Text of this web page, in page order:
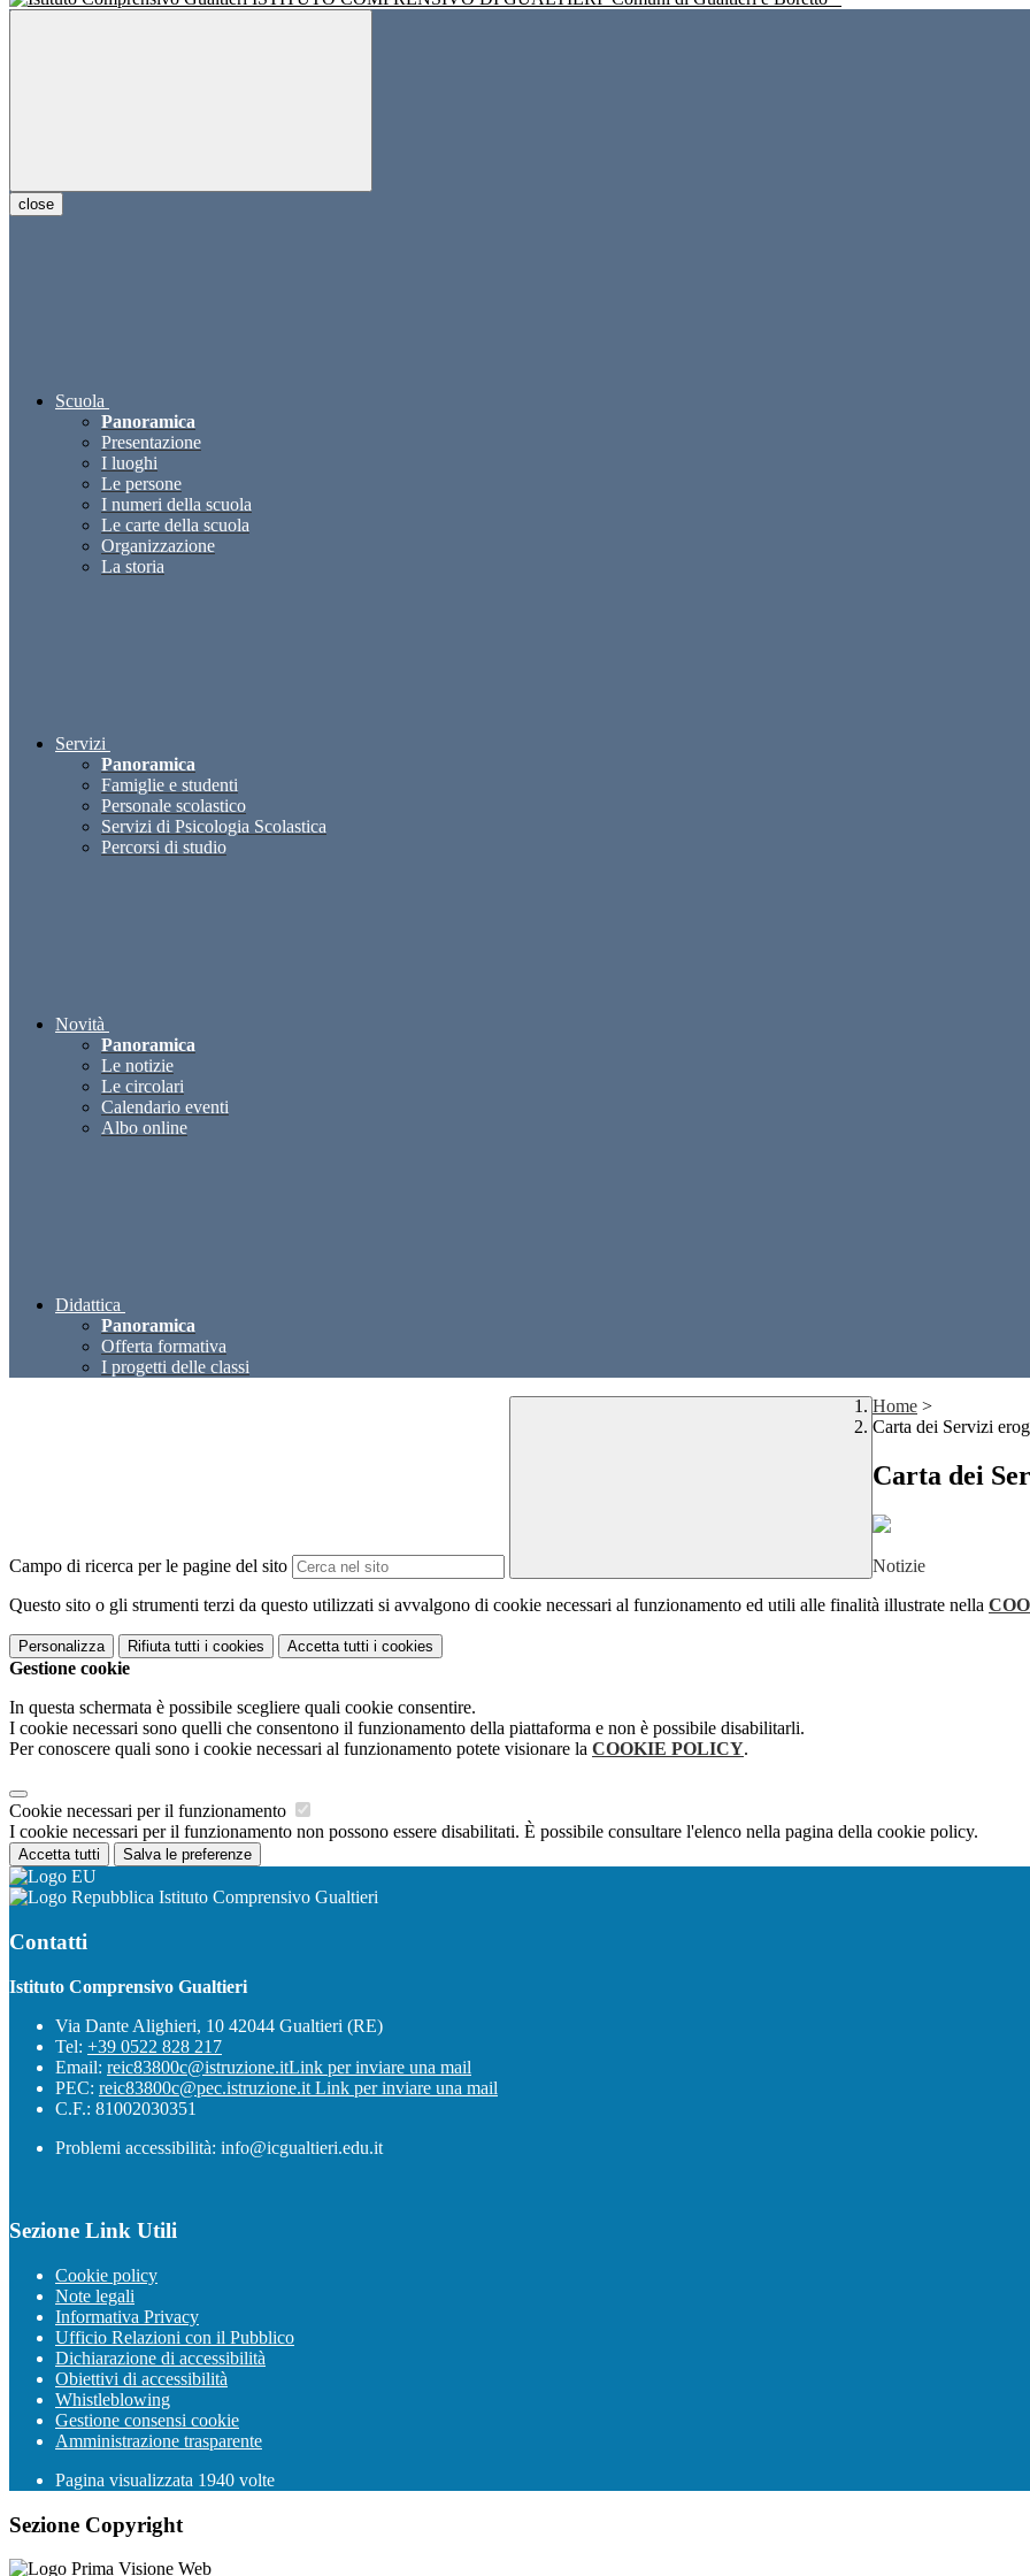
close
Scuola
Panoramica
Presentazione
I luoghi
Le persone
I numeri della scuola
Le carte della scuola
Organizzazione
La storia
Servizi
Panoramica
Famiglie e studenti
Personale scolastico
Servizi di Psicologia Scolastica
Percorsi di studio
Novità
Panoramica
Le notizie
Le circolari
Calendario eventi
Albo online
Didattica
Panoramica
Offerta formativa
I progetti delle classi
Campo di ricerca per le pagine del sito
Home >
Carta dei Servizi
Carta dei
Notizie
Questo sito o gli strumenti terzi da questo utilizzati si avvalgono di cookie necessari al funzionamento ed utili alle finalità illustrate nella
Personalizza Rifiuta tutti i cookies Accetta tutti i cookies
Gestione cookie
In questa schermata è possibile scegliere quali cookie consentire.
I cookie necessari sono quelli che consentono il funzionamento della piattaforma e non è possibile disabilitarli.
Per conoscere quali sono i cookie necessari al funzionamento potete visionare la COOKIE POLICY.
Cookie necessari per il funzionamento
I cookie necessari per il funzionamento non possono essere disabilitati. È possibile consultare l'elenco nella pagina della cookie policy.
Accetta tutti Salva le preferenze
Istituto Comprensivo Gualtieri
Contatti
Istituto Comprensivo Gualtieri
Via Dante Alighieri, 10 42044 Gualtieri (RE)
Tel: +39 0522 828 217
Email: reic83800c@istruzione.itLink per inviare una mail
PEC: reic83800c@pec.istruzione.it Link per inviare una mail
C.F.: 81002030351
Problemi accessibilità: info@icgualtieri.edu.it
Sezione Link Utili
Cookie policy
Note legali
Informativa Privacy
Ufficio Relazioni con il Pubblico
Dichiarazione di accessibilità
Obiettivi di accessibilità
Whistleblowing
Gestione consensi cookie
Amministrazione trasparente
Pagina visualizzata 1940 volte
Sezione Copyright